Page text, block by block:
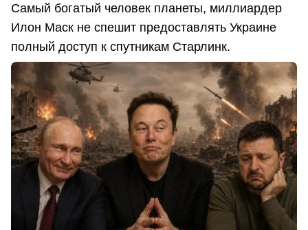
Самый богатый человек планеты, миллиардер
Илон Маск не спешит предоставлять Украине
полный доступ к спутникам Старлинк.